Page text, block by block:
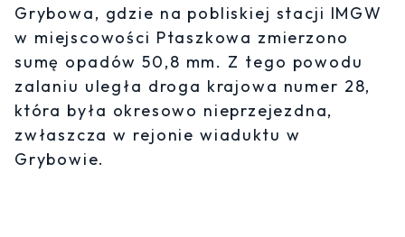
Grybowa, gdzie na pobliskiej stacji IMGW
w miejscowości Ptaszkowa zmierzono
sumę opadów 50,8 mm. Z tego powodu
zalaniu uległa droga krajowa numer 28,
która była okresowo nieprzejezdna,
zwłaszcza w rejonie wiaduktu w
Grybowie.